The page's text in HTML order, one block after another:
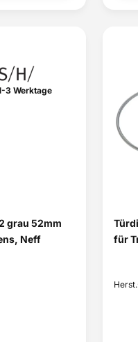
3 Werktage
grau 52mm
Neff
für